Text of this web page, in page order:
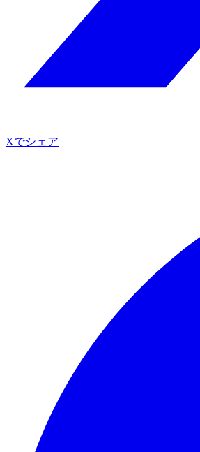
Xでシェア